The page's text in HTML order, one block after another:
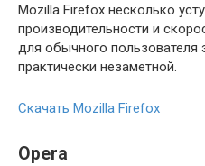
Mozilla Firefox несколько
производительности и
для обычного пользователя
практически незаметной.
Скачать Mozilla Firefox
Opera